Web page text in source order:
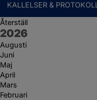
KALLELSER & PROTOKOLL
Återställ
År:
2026
Augusti
Juni
Maj
April
Mars
Februari